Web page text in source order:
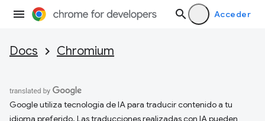
Acceder
Docs Chromium
Google utiliza tecnología de IA para traducir contenido a tu
idioma preferido. Las traducciones realizadas con IA pueden